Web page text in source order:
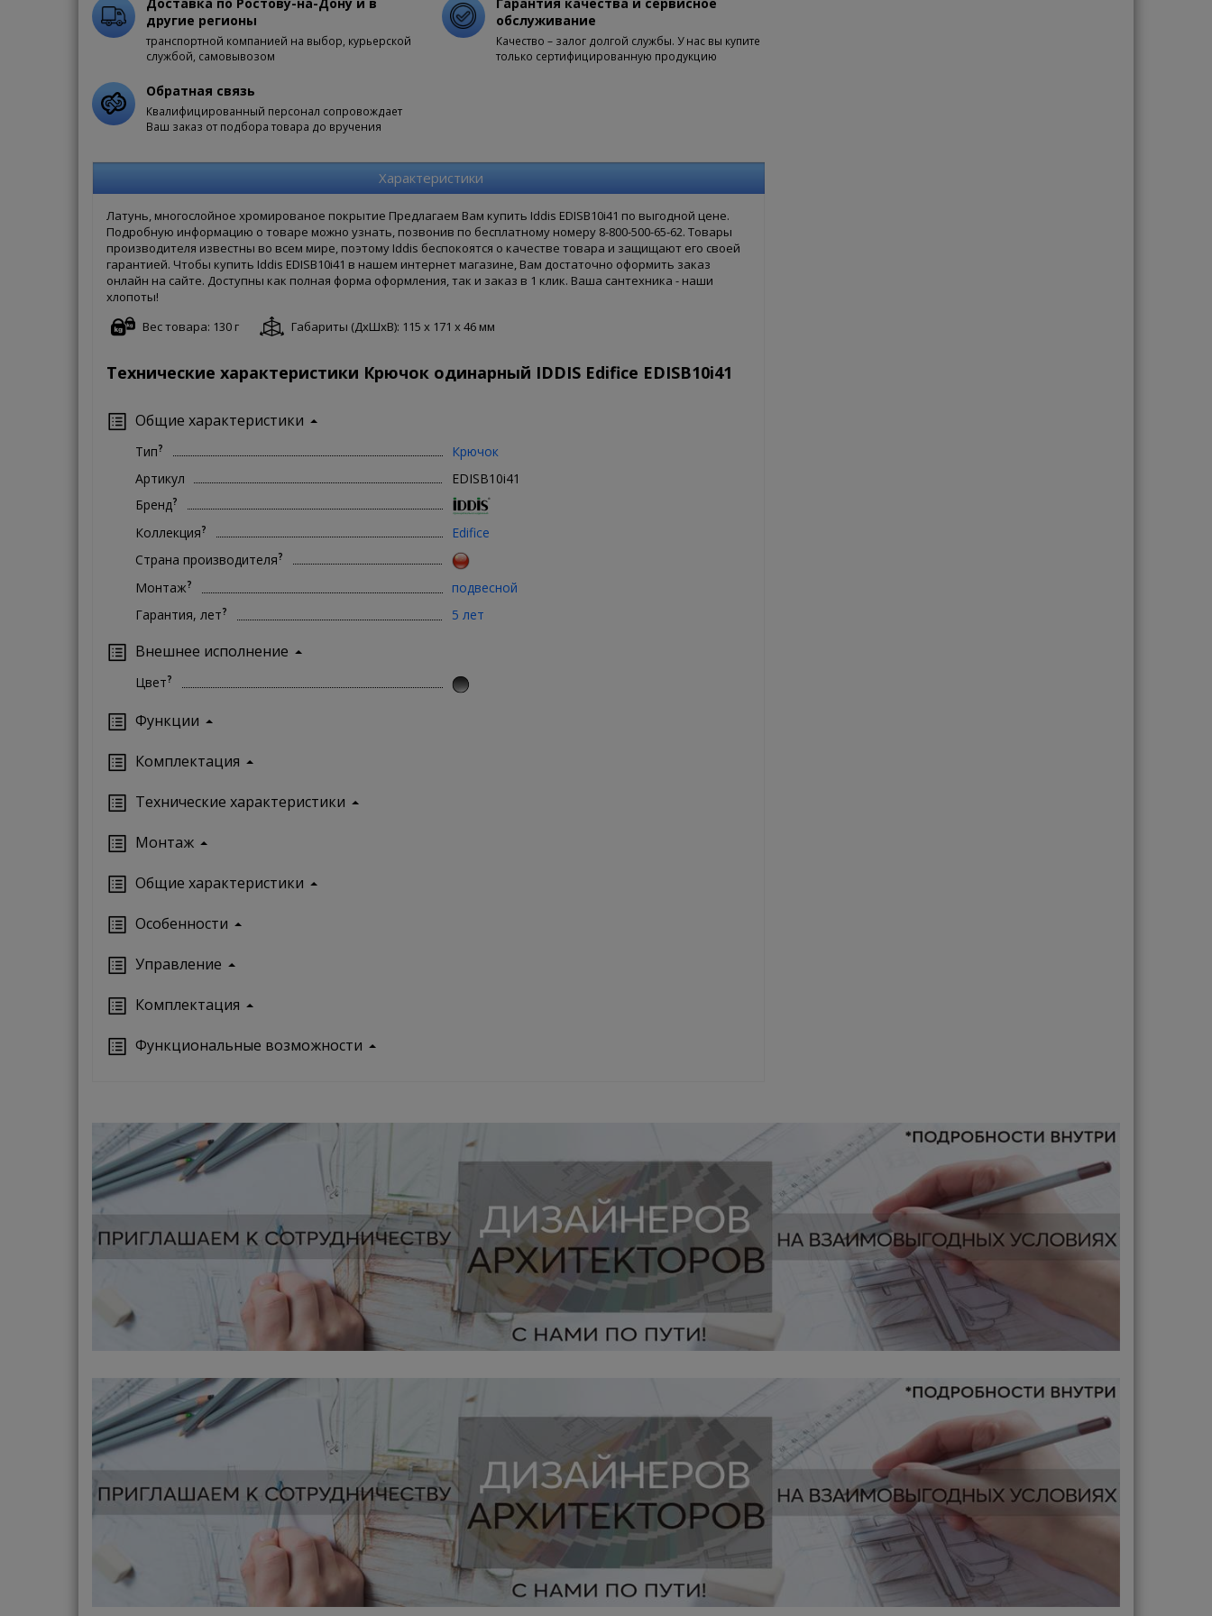
другие регионы
транспортной компанией на выбор, курьерской
службой, самовывозом
обслуживание
Качество – залог долгой службы. У нас вы купите
только сертифицированную продукцию
Обратная связь
Квалифицированный персонал сопровождает
Ваш заказ от подбора товара до вручения
Характеристики
Латунь, многослойное хромированое покрытие Предлагаем Вам купить Iddis EDISB10i41 по выгодной цене.
Подробную информацию о товаре можно узнать, позвонив по бесплатному номеру 8-800-500-65-62. Товары
производителя известны во всем мире, поэтому Iddis беспокоятся о качестве товара и защищают его своей
гарантией. Чтобы купить Iddis EDISB10i41 в нашем интернет магазине, Вам достаточно оформить заказ
онлайн на сайте. Доступны как полная форма оформления, так и заказ в 1 клик. Ваша сантехника - наши
хлопоты!
Вес товара: 130 г
Габариты (ДxШxВ): 115 x 171 x 46 мм
Технические характеристики Крючок одинарный IDDIS Edifice EDISB10i41
Общие характеристики
Тип?
Крючок
Артикул
EDISB10i41
Бренд?
Коллекция?
Edifice
Страна производителя?
Монтаж?
подвесной
Гарантия, лет? 5 лет
Внешнее исполнение
Цвет?
Функции
Комплектация
Технические характеристики
Монтаж
Oбщие характеристики
Особенности
Управление
Кoмплектация
Функциональные возможности